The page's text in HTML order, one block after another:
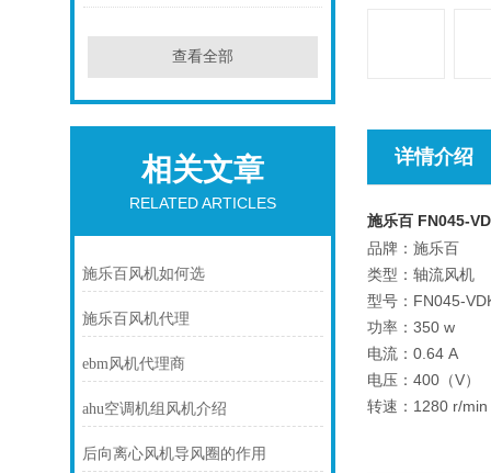
查看全部
相关文章
RELATED ARTICLES
施乐百风机如何选
施乐百风机代理
ebm风机代理商
ahu空调机组风机介绍
后向离心风机导风圈的作用
详情介绍
施乐百 FN045-
品牌：施乐百
类型：轴流风机
型号：FN045-
功率：350 w
电流：0.64 A
电压：400（V）
转速：1280 r/min